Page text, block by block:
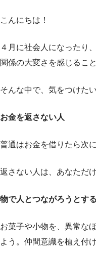
こんにちは！
４月に社会人になったり
関係の大変さを感じるこ
そんな中で、気をつけた
お金を返さない人
普通はお金を借りたら次
返さない人は、あなただ
物で人とつながろうとす
お菓子や小物を、異常な
よう。仲間意識を植え付